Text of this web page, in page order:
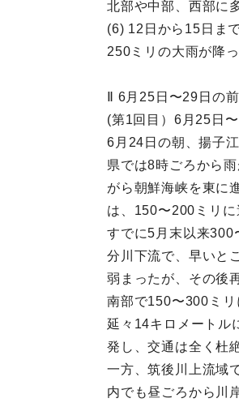
北部や中部、西部に
(6) 12日から15日ま
250ミリの大雨が降
Ⅱ 6月25日〜29日の
(第1回目）6月25日
6月24日の朝、揚子
県では8時ごろから
がら朝鮮海峡を東に
は、150〜200ミリに
すでに5月末以来300
分川下流で、早いと
弱まったが、その後
南部で150〜300ミ
延々14キロメートル
発し、交通は全く杜
一方、筑後川上流域
内でも昼ごろから川